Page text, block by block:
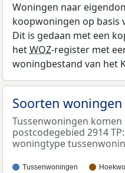
Woningen naar
koopwoningen op basis
Dit is gedaan met een
hetWOZ-register met
woningbestand van het
Soorten woningen
Tussenwoningen
postcodegebied 2914
woningtype
Tussenwoningen